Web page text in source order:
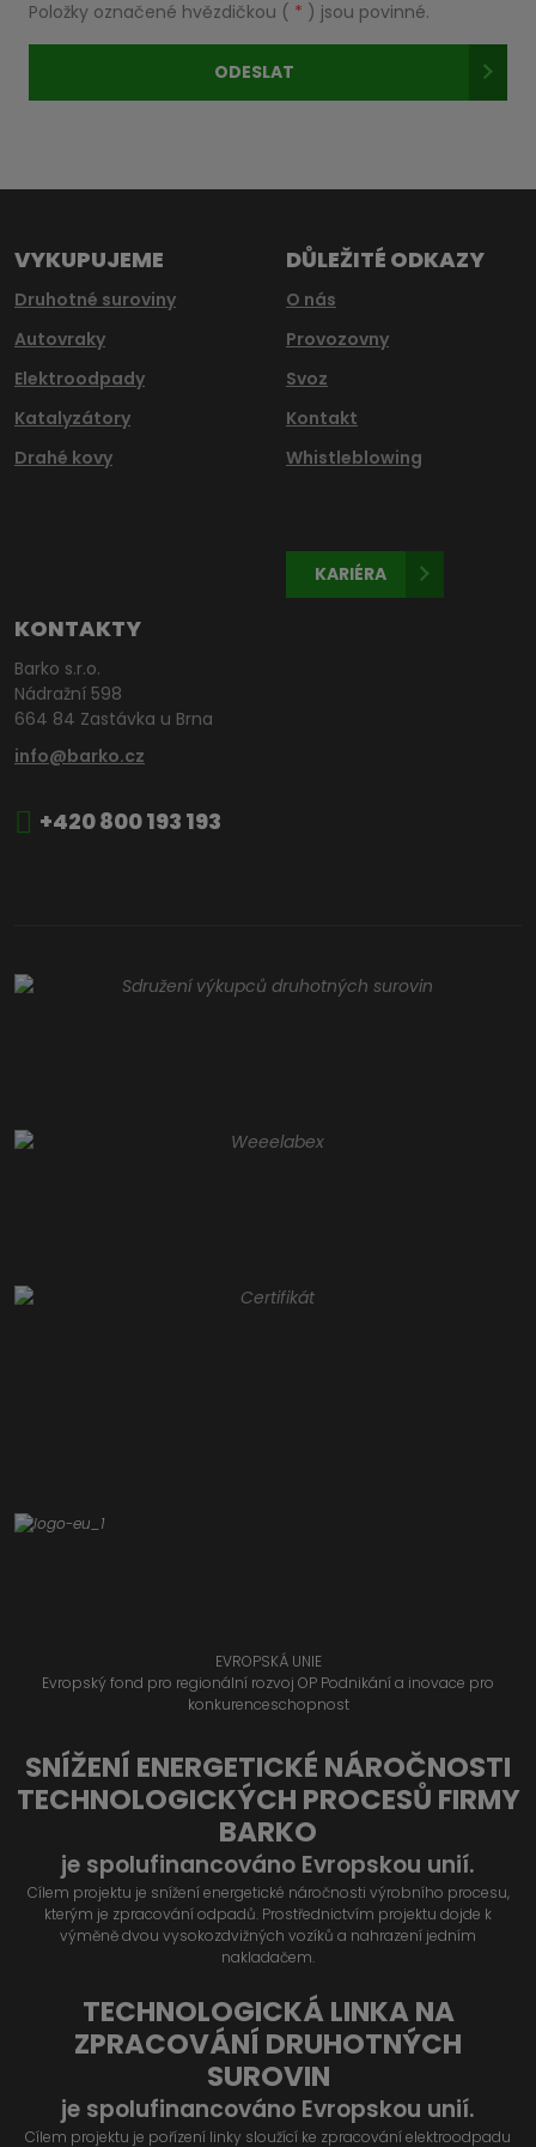
se
zpracováním
osobních
Položky označené hvězdičkou ( * ) jsou povinné.
ODESLAT
nepodařilo
VYKUPUJEME
Druhotné suroviny
Autovraky
Elektroodpady
Katalyzátory
Drahé kovy
DŮLEŽITÉ ODKAZY
O nás
Provozovny
Svoz
Kontakt
Whistleblowing
KARIÉRA
KONTAKTY
Barko s.r.o.
Nádražní 598
664 84 Zastávka u Brna
info@barko.cz
+420 800 193 193
EVROPSKÁ UNIE
Evropský fond pro regionální rozvoj OP Podnikání a inovace pro
konkurenceschopnost
SNÍŽENÍ ENERGETICKÉ NÁROČNOSTI
TECHNOLOGICKÝCH PROCESŮ FIRMY
BARKO
je spolufinancováno Evropskou unií.
Cílem projektu je snížení energetické náročnosti výrobního procesu,
kterým je zpracování odpadů. Prostřednictvím projektu dojde k
výměně dvou vysokozdvižných vozíků a nahrazení jedním
nakladačem.
TECHNOLOGICKÁ LINKA NA
ZPRACOVÁNÍ DRUHOTNÝCH
SUROVIN
je spolufinancováno Evropskou unií.
Cílem projektu je pořízení linky sloužící ke zpracování elektroodpadu